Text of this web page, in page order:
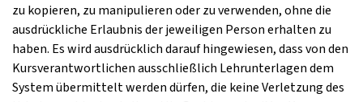
zu kopieren, zu manipulieren oder zu verwenden, ohne die
ausdrückliche Erlaubnis der jeweiligen Person erhalten zu
haben. Es wird ausdrücklich darauf hingewiesen, dass von den
Kursverantwortlichen ausschließlich Lehrunterlagen dem
System übermittelt werden dürfen, die keine Verletzung des